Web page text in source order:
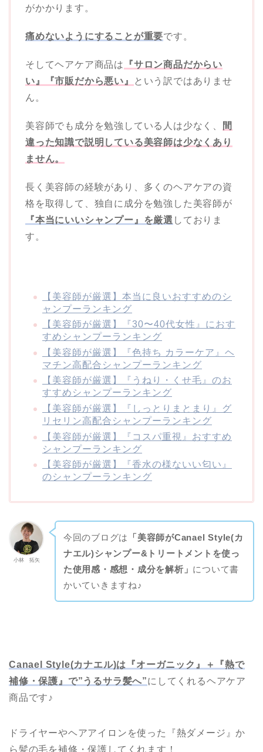
がかかります。
痛めないようにすることが重要です。
そしてヘアケア商品は
『サロン商品だからい
い』『市販だから悪い』
という訳ではありませ
ん。
美容師でも成分を勉強している人は少なく、
間
違った知識で説明している美容師は少なくあり
ません。
長く美容師の経験があり、多くのヘアケアの資
格を取得して、独自に成分を勉強した美容師が
『本当にいいシャンプー』を厳選 しておりま
す。
【美容師が厳選】本当に良いおすすめのシ
ャンプーランキング
【美容師が厳選】『30〜40代女性』におす
すめシャンプーランキング
【美容師が厳選】『色持ち カラーケア』ヘ
マチン高配合シャンプーランキング
【美容師が厳選】『うねり・くせ毛』のお
すすめシャンプーランキング
【美容師が厳選】『しっとりまとまり』グ
リセリン高配合シャンプーランキング
【美容師が厳選】『コスパ重視』おすすめ
シャンプーランキング
【美容師が厳選】『香水の様ないい匂い』
のシャンプーランキング
小林 拓矢
今回のブログは
「美容師がCanael Style(カ
ナエル)シャンプー&トリートメントを使っ
た使用感・感想・成分を解析」 について書
かいていきますね♪
Canael Style(カナエル)は『オーガニック』＋『熱で
補修・保護』で”うるサラ髪へ”にしてくれるヘアケア
商品です♪
ドライヤーやヘアアイロンを使った『熱ダメージ』か
ら髪の毛を補修・保護してくれます！